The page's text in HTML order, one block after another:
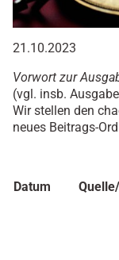
21.10.2023
Vorwort zur
(vgl. insb.
Wir stellen den
neues Beitrags-
Datum